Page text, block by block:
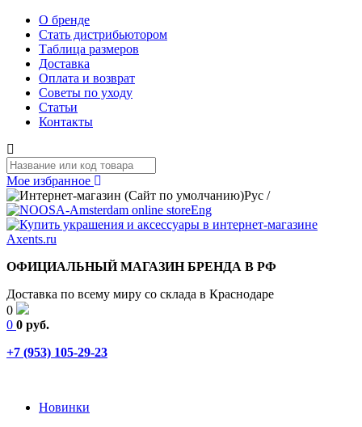
О бренде
Стать дистрибьютором
Таблица размеров
Доставка
Оплата и возврат
Советы по уходу
Статьи
Контакты
Мое избранное
Рус /
Eng
ОФИЦИАЛЬНЫЙ МАГАЗИН БРЕНДА В РФ
Доставка по всему миру со склада в Краснодаре
0
0 0 руб.
+7 (953) 105-29-23
Новинки